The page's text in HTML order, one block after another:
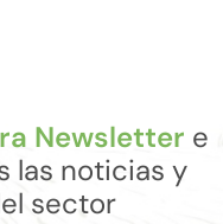
Newsletter e
las noticias y
sector